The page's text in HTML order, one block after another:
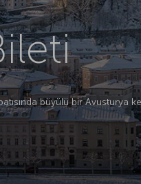
büyülü bir Avusturya